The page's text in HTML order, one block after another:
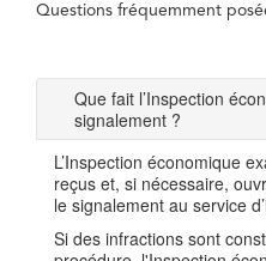
Questions fréquemment
Que fait l’Inspection
signalement ?
L’Inspection économique
reçus et, si nécessaire,
le signalement au service
Si des infractions sont